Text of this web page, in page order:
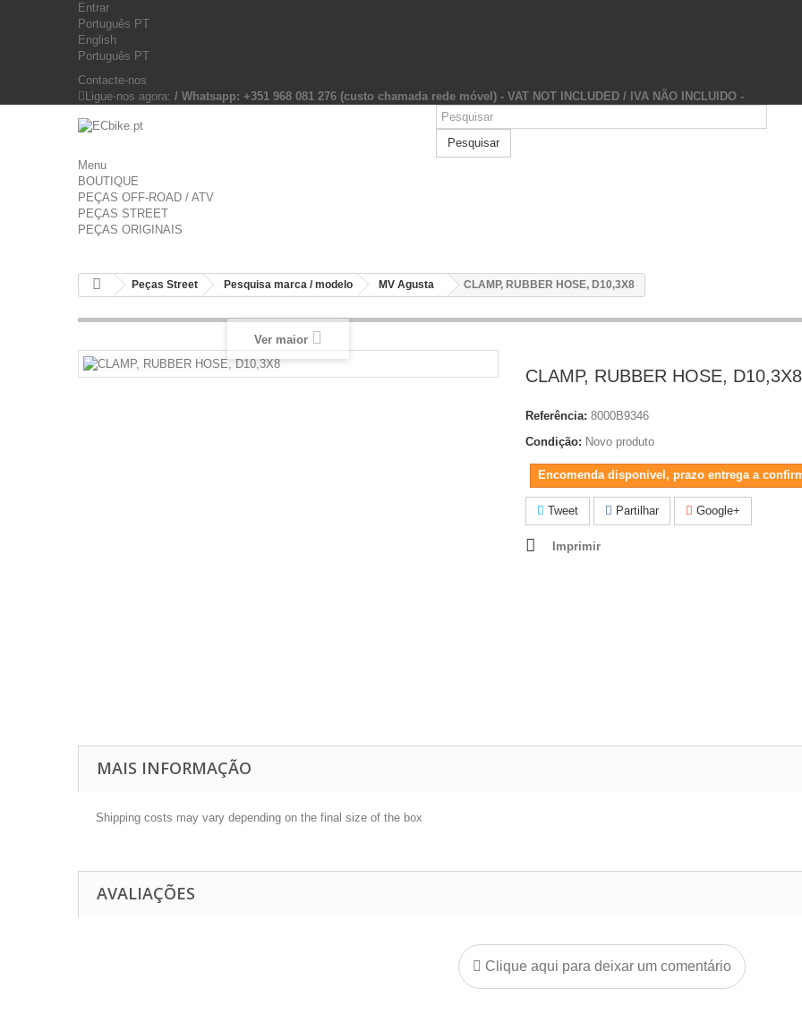
Entrar
Português PT
English
Português PT
Contacte-nos
Ligue-nos agora: / Whatsapp: +351 968 081 276 (custo chamada rede móvel) - VAT NOT INCLUDED / IVA NÃO INCLUIDO -
Pesquisar
Menu
BOUTIQUE
PEÇAS OFF-ROAD / ATV
PEÇAS STREET
PEÇAS ORIGINAIS
Peças Street Pesquisa marca / modelo MV Agusta CLAMP, RUBBER HOSE, D10,3X8
Ver maior
CLAMP, RUBBER HOSE, D10,3X8
Referência: 8000B9346
Condição: Novo produto
Encomenda disponivel, prazo entrega a
Tweet Partilhar Google+
Imprimir
MAIS INFORMAÇÃO
Shipping costs may vary depending on the final size of the box
AVALIAÇÕES
Clique aqui para deixar um comentário